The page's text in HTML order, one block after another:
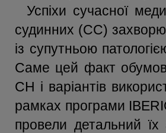
Успіхи сучасної
судинних (СС)
із супутньою
Саме цей факт
СН і варіантів
рамках програми
провели детальний